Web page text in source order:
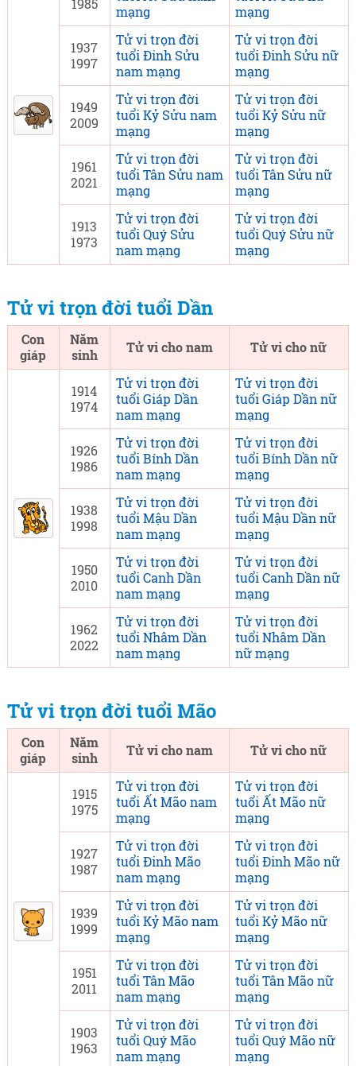
1985
mạng
mạng
1937
1997
Tử vi trọn đời
tuổi Đinh Sửu
nam mạng
Tử vi trọn đời
tuổi Đinh Sửu nữ
mạng
1949
2009
Tử vi trọn đời
tuổi Kỷ Sửu nam
mạng
Tử vi trọn đời
tuổi Kỷ Sửu nữ
mạng
1961
2021
Tử vi trọn đời
tuổi Tân Sửu nam
mạng
Tử vi trọn đời
tuổi Tân Sửu nữ
mạng
1913
1973
Tử vi trọn đời
tuổi Quý Sửu
nam mạng
Tử vi trọn đời
tuổi Quý Sửu nữ
mạng
Tử vi trọn đời tuổi Dần
Con
giáp
Năm
sinh
Tử vi cho nam Tử vi cho nữ
1914
1974
Tử vi trọn đời
tuổi Giáp Dần
nam mạng
Tử vi trọn đời
tuổi Giáp Dần nữ
mạng
1926
1986
Tử vi trọn đời
tuổi Bính Dần
nam mạng
Tử vi trọn đời
tuổi Bính Dần nữ
mạng
1938
1998
Tử vi trọn đời
tuổi Mậu Dần
nam mạng
Tử vi trọn đời
tuổi Mậu Dần nữ
mạng
1950
2010
Tử vi trọn đời
tuổi Canh Dần
nam mạng
Tử vi trọn đời
tuổi Canh Dần nữ
mạng
1962
2022
Tử vi trọn đời
tuổi Nhâm Dần
nam mạng
Tử vi trọn đời
tuổi Nhâm Dần
nữ mạng
Tử vi trọn đời tuổi Mão
Con
giáp
Năm
sinh
Tử vi cho nam Tử vi cho nữ
1915
1975
Tử vi trọn đời
tuổi Ất Mão nam
mạng
Tử vi trọn đời
tuổi Ất Mão nữ
mạng
1927
1987
Tử vi trọn đời
tuổi Đinh Mão
nam mạng
Tử vi trọn đời
tuổi Đinh Mão nữ
mạng
1939
1999
Tử vi trọn đời
tuổi Kỷ Mão nam
mạng
Tử vi trọn đời
tuổi Kỷ Mão nữ
mạng
1951
2011
Tử vi trọn đời
tuổi Tân Mão
nam mạng
Tử vi trọn đời
tuổi Tân Mão nữ
mạng
1903
1963
Tử vi trọn đời
tuổi Quý Mão
nam mạng
Tử vi trọn đời
tuổi Quý Mão nữ
mạng